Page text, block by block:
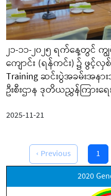
၂၁-၁၁-၂၀၂၅ ရက်နေ့တွင် က
ကျောင်း (ရန်ကင်း) ၌ ဖွင့်လှ
Training ဆင်းပွဲအခမ်းအန
ဦးစီးဌာန ဒုတိယညွှန်ကြား
2025-11-21
‹ Previous 1
2020